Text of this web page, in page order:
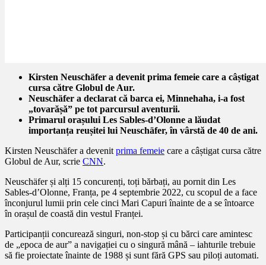
Kirsten Neuschäfer a devenit prima femeie care a câștigat
cursa către Globul de Aur.
Neuschäfer a declarat că barca ei, Minnehaha, i-a fost
„tovarășă” pe tot parcursul aventurii.
Primarul orașului Les Sables-d’Olonne a lăudat
importanța reușitei lui Neuschäfer, în vârstă de 40 de ani.
Kirsten Neuschäfer a devenit prima femeie care a câștigat cursa către
Globul de Aur, scrie CNN.
Neuschäfer și alți 15 concurenți, toți bărbați, au pornit din Les
Sables-d’Olonne, Franța, pe 4 septembrie 2022, cu scopul de a face
înconjurul lumii prin cele cinci Mari Capuri înainte de a se întoarce
în orașul de coastă din vestul Franței.
Participanții concurează singuri, non-stop și cu bărci care amintesc
de „epoca de aur” a navigației cu o singură mână – iahturile trebuie
să fie proiectate înainte de 1988 și sunt fără GPS sau piloți automati.